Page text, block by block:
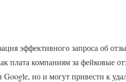
эффективного запроса об
плата компаниям за фейковые
но и могут привести к